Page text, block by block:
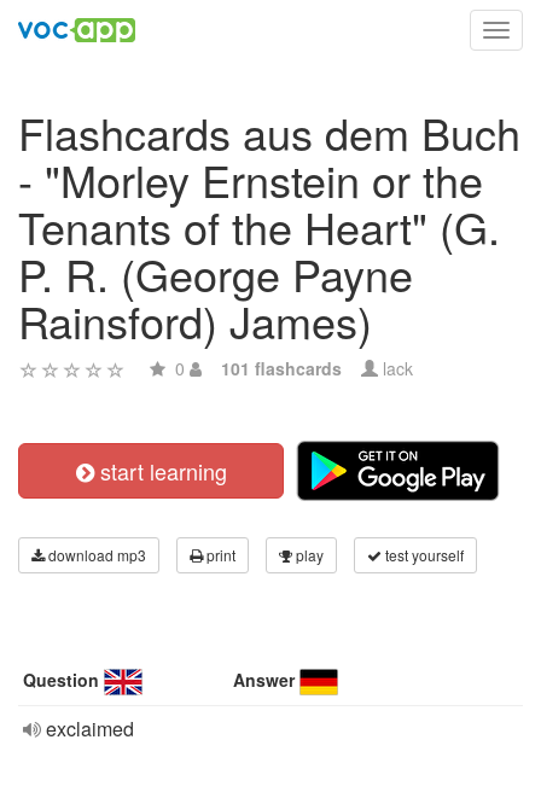
Flashcards aus dem Buch
- "Morley Ernstein or the
Tenants of the Heart" (G.
P. R. (George Payne
Rainsford) James)
0 101 flashcards lack
start learning
download mp3 print play test yourself
Question Answer
exclaimed